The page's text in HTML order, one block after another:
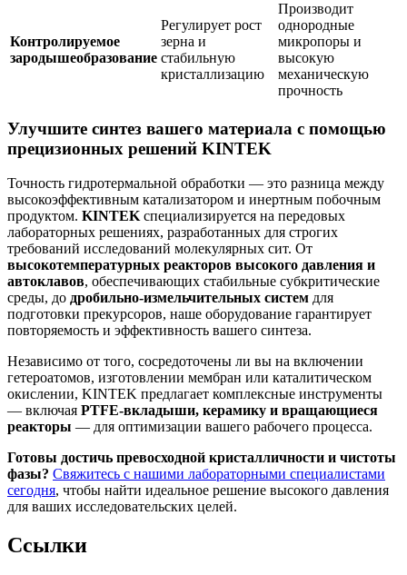
Контролируемое
зародышеобразование
Регулирует рост
зерна и
стабильную
кристаллизацию
Производит
однородные
микропоры и
высокую
механическую
прочность
Улучшите синтез вашего материала с помощью
прецизионных решений KINTEK
Точность гидротермальной обработки — это разница между
высокоэффективным катализатором и инертным побочным
продуктом. KINTEKспециализируется на передовых
лабораторных решениях, разработанных для строгих
требований исследований молекулярных сит. От
высокотемпературных реакторов высокого давления и
автоклавов, обеспечивающих стабильные субкритические
среды, до дробильно-измельчительных систем для
подготовки прекурсоров, наше оборудование гарантирует
повторяемость и эффективность вашего синтеза.
Независимо от того, сосредоточены ли вы на включении
гетероатомов, изготовлении мембран или каталитическом
окислении, KINTEK предлагает комплексные инструменты
— включая PTFE-вкладыши, керамику и вращающиеся
реакторы — для оптимизации вашего рабочего процесса.
Готовы достичь превосходной кристалличности и чистоты
фазы? Свяжитесь с нашими лабораторными специалистами
сегодня, чтобы найти идеальное решение высокого давления
для ваших исследовательских целей.
Ссылки